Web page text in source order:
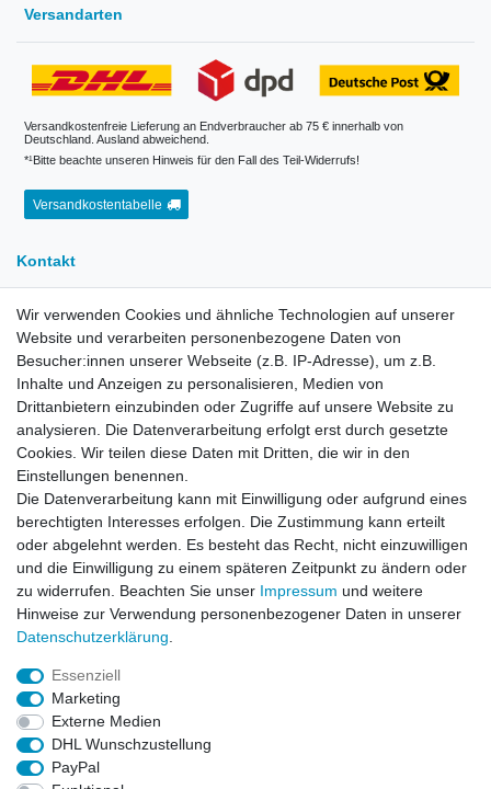
Versandarten
Versandkostenfreie Lieferung an Endverbraucher ab 75 € innerhalb von
Deutschland. Ausland abweichend.
*¹Bitte beachte unseren Hinweis für den Fall des Teil-Widerrufs!
Versandkostentabelle
Kontakt
E-Mail:info[at]kreativplotter.de
Telefon:0202-87063640
Öffnungszeiten:
Montag bis Freitag von 8.30 - 15.30 Uhr
Kontaktformular
Informationen
Registrieren
Widerrufsrecht
Datenschutzerklärung
AGB
Impressum
Widerrufsbutton
Wir verwenden Cookies und ähnliche Technologien auf unserer
Website und verarbeiten personenbezogene Daten von
Besucher:innen unserer Webseite (z.B. IP-Adresse), um z.B.
Inhalte und Anzeigen zu personalisieren, Medien von
Drittanbietern einzubinden oder Zugriffe auf unsere Website zu
analysieren. Die Datenverarbeitung erfolgt erst durch gesetzte
Cookies. Wir teilen diese Daten mit Dritten, die wir in den
Einstellungen benennen.
Die Datenverarbeitung kann mit Einwilligung oder aufgrund eines
berechtigten Interesses erfolgen. Die Zustimmung kann erteilt
oder abgelehnt werden. Es besteht das Recht, nicht einzuwilligen
und die Einwilligung zu einem späteren Zeitpunkt zu ändern oder
zu widerrufen. Beachten Sie unser Impressum und weitere
Hinweise zur Verwendung personenbezogener Daten in unserer
Daten­schutz­erklärung
Essenziell
Marketing
Externe Medien
DHL Wunschzustellung
PayPal